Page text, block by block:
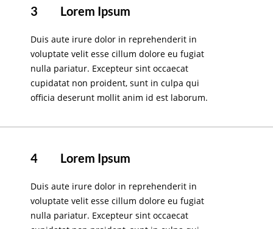
3 Lorem Ipsum
Duis aute irure dolor in reprehenderit in
voluptate velit esse cillum dolore eu fugiat
nulla pariatur. Excepteur sint occaecat
cupidatat non proident, sunt in culpa qui
officia deserunt mollit anim id est laborum.
4 Lorem Ipsum
Duis aute irure dolor in reprehenderit in
voluptate velit esse cillum dolore eu fugiat
nulla pariatur. Excepteur sint occaecat